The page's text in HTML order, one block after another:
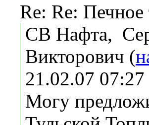
Re: Re:
СВ Нафта,
Викторович (
21.02.07 07:27
Могу